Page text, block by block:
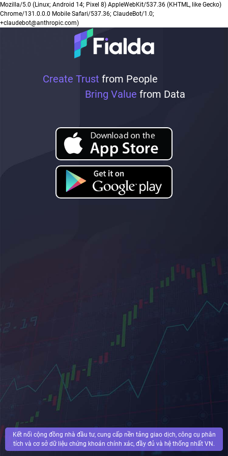
Create Trust from People
Bring Value from Data
Kết nối cộng đồng nhà đầu tư, cung cấp nền tảng giao dịch, công cụ phân
tích và cơ sở dữ liệu chứng khoán chính xác, đầy đủ và hệ thống nhất VN.
Mozilla/5.0 (Linux; Android 14; Pixel 8) AppleWebKit/537.36 (KHTML, like Gecko)
Chrome/131.0.0.0 Mobile Safari/537.36; ClaudeBot/1.0;
+claudebot@anthropic.com)